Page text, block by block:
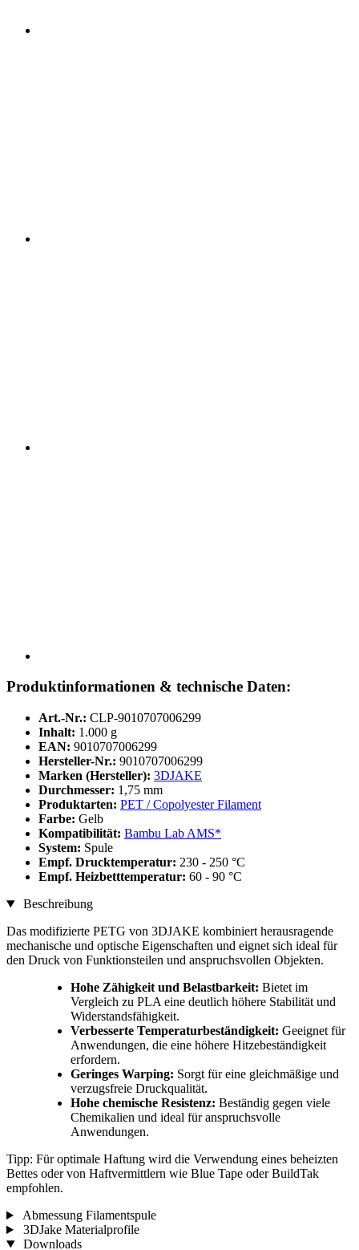
Produktinformationen & technische Daten:
Art.-Nr.: CLP-9010707006299
Inhalt: 1.000 g
EAN: 9010707006299
Hersteller-Nr.: 9010707006299
Marken (Hersteller): 3DJAKE
Durchmesser: 1,75 mm
Produktarten: PET / Copolyester Filament
Farbe: Gelb
Kompatibilität: Bambu Lab AMS*
System: Spule
Empf. Drucktemperatur: 230 - 250 °C
Empf. Heizbetttemperatur: 60 - 90 °C
Beschreibung
Das modifizierte PETG von 3DJAKE kombiniert herausragende
mechanische und optische Eigenschaften und eignet sich ideal für
den Druck von Funktionsteilen und anspruchsvollen Objekten.
Hohe Zähigkeit und Belastbarkeit: Bietet im
Vergleich zu PLA eine deutlich höhere Stabilität und
Widerstandsfähigkeit.
Verbesserte Temperaturbeständigkeit: Geeignet für
Anwendungen, die eine höhere Hitzebeständigkeit
erfordern.
Geringes Warping: Sorgt für eine gleichmäßige und
verzugsfreie Druckqualität.
Hohe chemische Resistenz: Beständig gegen viele
Chemikalien und ideal für anspruchsvolle
Anwendungen.
Tipp: Für optimale Haftung wird die Verwendung eines beheizten
Bettes oder von Haftvermittlern wie Blue Tape oder BuildTak
empfohlen.
Abmessung Filamentspule
3DJake Materialprofile
Downloads